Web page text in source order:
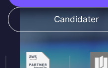
Candidater